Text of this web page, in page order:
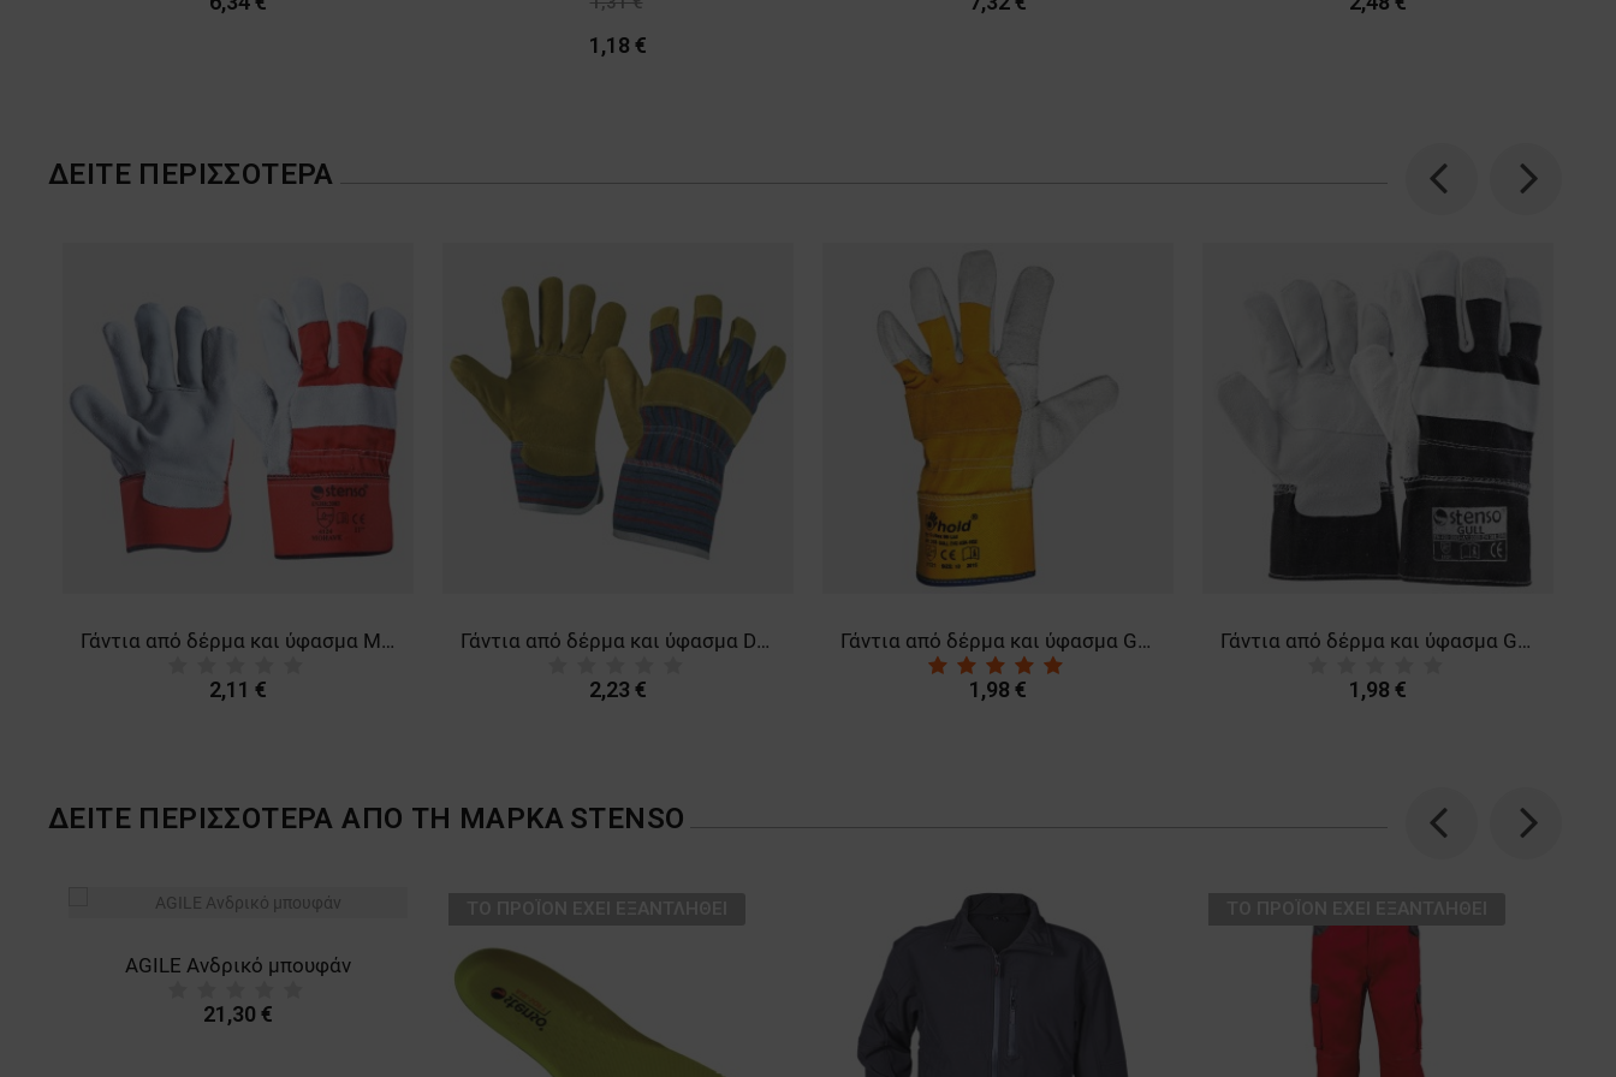
1,18 €
ΔΕΊΤΕ ΠΕΡΙΣΣΌΤΕΡΑ
Previous
Γάντια από δέρμα και ύφασμα MOHAVE
2,11 €
Γάντια από δέρμα και ύφασμα DORI
2,23 €
Γάντια από δέρμα και ύφασμα GULL EVO
1,98 €
Γάντια από δέρμα και ύφασμα GLENN
1,98 €
Next
ΔΕΙΤΕ ΠΕΡΙΣΣΟΤΕΡΑ ΑΠΟ ΤΗ ΜΑΡΚΑ STENSO
Previous
AGILE Ανδρικό μπουφάν
21,30 €
Next